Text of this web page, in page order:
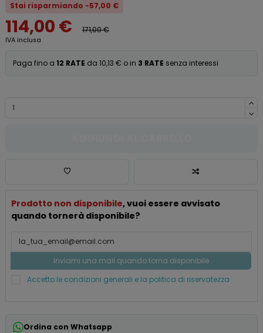
Stai risparmiando -57,00 €
114,00 € 171,00 €
IVA inclusa
Paga fino a 12 RATE da 10,13 € o in 3 RATE senza interessi
Prodotto non disponibile, vuoi essere avvisato
quando tornerà disponibile?
Accetto le condizioni generali e la politica di riservatezza
Ordina con Whatsapp